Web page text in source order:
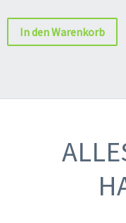
In den Warenkorb